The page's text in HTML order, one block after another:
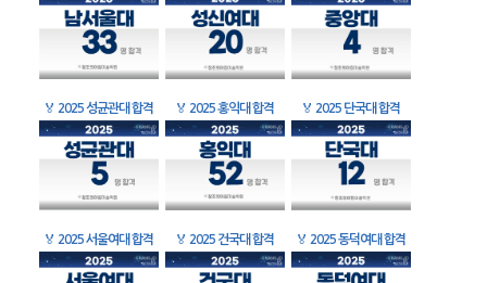
🏅 2025 성균관대 합격 🏅 2025 홍익대 합격 🏅 2025 단국대 합격
🏅 2025 서울여대 합격 🏅 2025 건국대 합격 🏅 2025 동덕여대 합격